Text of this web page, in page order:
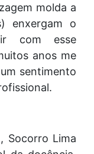
molda a
enxergam o
com esse
anos me
sentimento
Socorro Lima